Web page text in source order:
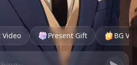
Video Present Gift BG